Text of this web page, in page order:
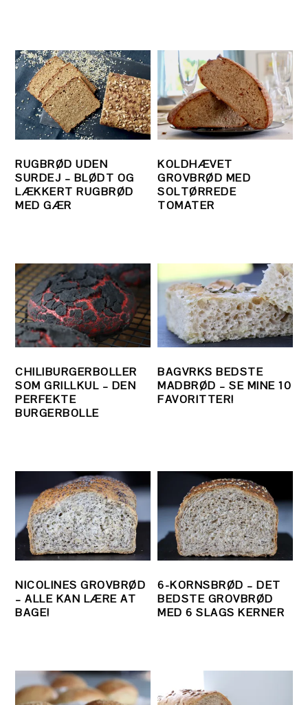
RUGBRØD UDEN
SURDEJ – BLØDT OG
LÆKKERT RUGBRØD
MED GÆR
KOLDHÆVET
GROVBRØD MED
SOLTØRREDE
TOMATER
CHILIBURGERBOLLER
SOM GRILLKUL – DEN
PERFEKTE
BURGERBOLLE
BAGVRKS BEDSTE
MADBRØD – SE MINE 10
FAVORITTER!
NICOLINES GROVBRØD
– ALLE KAN LÆRE AT
BAGE!
6-KORNSBRØD – DET
BEDSTE GROVBRØD
MED 6 SLAGS KERNER